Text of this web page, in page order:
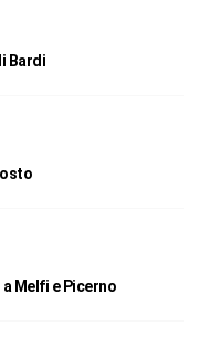
Bardi
Melfi e Picerno